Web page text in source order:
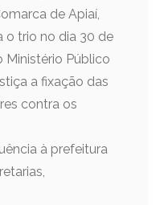
de Apiaí,
o trio no dia 30 de
Ministério Público
a fixação das
contra os
à prefeitura